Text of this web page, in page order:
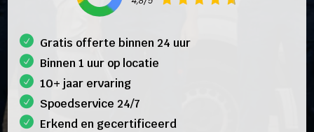
Gratis offerte binnen 24 uur
Binnen 1 uur op locatie
10+ jaar ervaring
Spoedservice 24/7
Erkend en gecertificeerd